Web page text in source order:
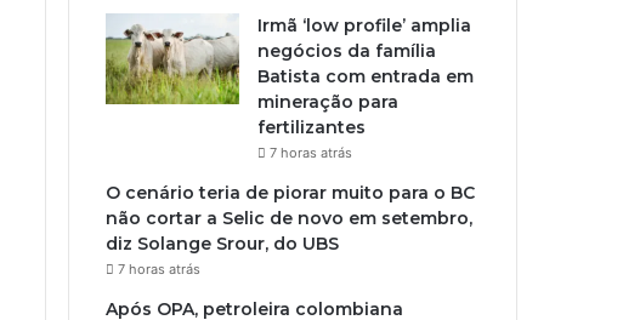
Irmã ‘low profile’ amplia
negócios da família
Batista com entrada em
mineração para
fertilizantes
7 horas atrás
O cenário teria de piorar muito para o BC
não cortar a Selic de novo em setembro,
diz Solange Srour, do UBS
7 horas atrás
Após OPA, petroleira colombiana